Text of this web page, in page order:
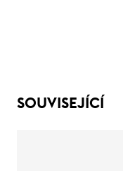
SOUVISEJÍCÍ